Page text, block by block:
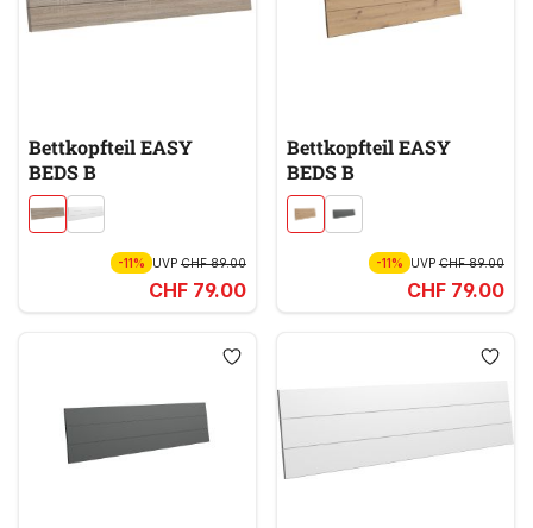
Bettkopfteil EASY
BEDS B
-11% UVP CHF 89.00
CHF 79.00
Bettkopfteil EASY
BEDS B
-11% UVPCHF 89.00
CHF 79.00